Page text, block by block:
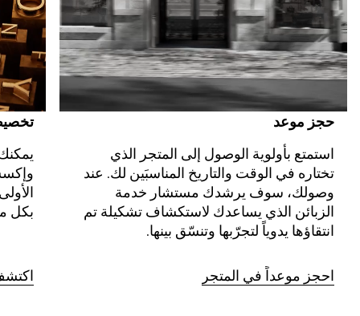
حجز موعد
استمتع بأولوية الوصول إلى المتجر الذي
تختاره في الوقت والتاريخ المناسبَين لك. عند
وصولك، سوف يرشدك مستشار خدمة
الزبائن الذي يساعدك لاستكشاف تشكيلة تم
انتقاؤها يدوياً لتجرّبها وتنسّق بينها.
احجز موعداً في المتجر
بكل